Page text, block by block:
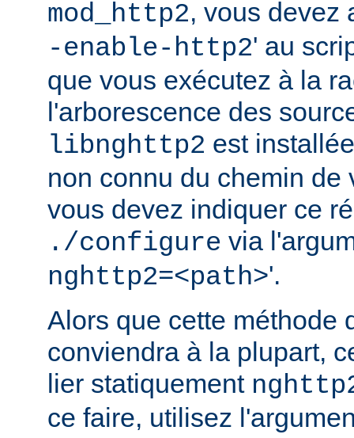
mod_http2, vous devez
-enable-http2' au
que vous exécutez à la
l'arborescence des
libnghttp2 est
non connu du chemin de
vous devez indiquer ce
./configure via
nghttp2=<path>'.
Alors que cette méthode
conviendra à la plupart,
lier statiquement
ce faire, utilisez